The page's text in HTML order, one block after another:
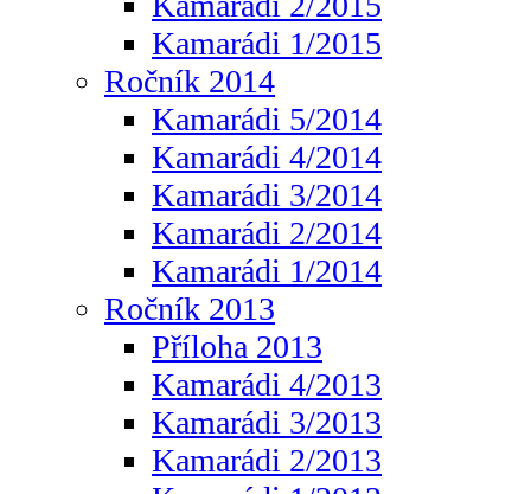
Kamarádi 1/2015
Ročník 2014
Kamarádi 5/2014
Kamarádi 4/2014
Kamarádi 3/2014
Kamarádi 2/2014
Kamarádi 1/2014
Ročník 2013
Příloha 2013
Kamarádi 4/2013
Kamarádi 3/2013
Kamarádi 2/2013